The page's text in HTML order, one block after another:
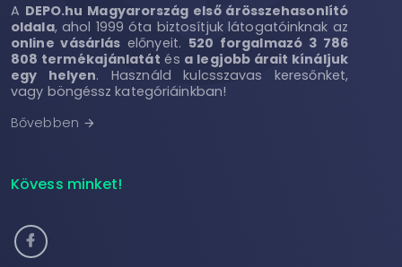
A DEPO.hu Magyarország első árösszehasonlító
oldala, ahol 1999 óta biztosítjuk látogatóinknak az
online vásárlás előnyeit. 520 forgalmazó 3 786
808 termékajánlatát és a legjobb árait kínáljuk
egy helyen. Használd kulcsszavas keresőnket,
vagy böngéssz kategóriáinkban!
Bővebben arrow_forward
Kövess minket!